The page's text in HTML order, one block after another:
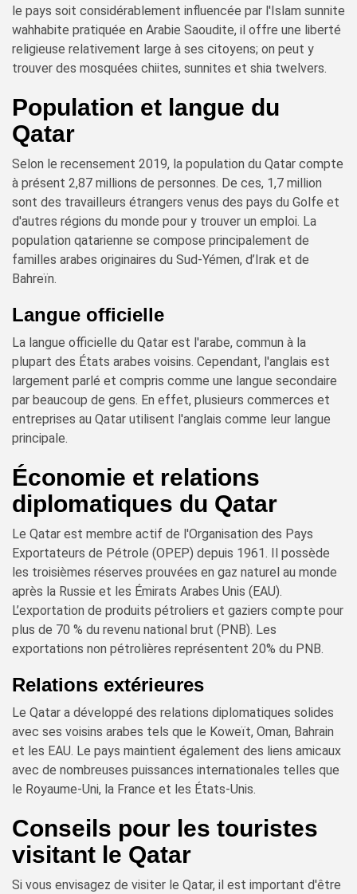
le pays soit considérablement influencée par l'Islam sunnite
wahhabite pratiquée en Arabie Saoudite, il offre une liberté
religieuse relativement large à ses citoyens; on peut y
trouver des mosquées chiites, sunnites et shia twelvers.
Population et langue du
Qatar
Selon le recensement 2019, la population du Qatar compte
à présent 2,87 millions de personnes. De ces, 1,7 million
sont des travailleurs étrangers venus des pays du Golfe et
d'autres régions du monde pour y trouver un emploi. La
population qatarienne se compose principalement de
familles arabes originaires du Sud-Yémen, d’Irak et de
Bahreïn.
Langue officielle
La langue officielle du Qatar est l'arabe, commun à la
plupart des États arabes voisins. Cependant, l'anglais est
largement parlé et compris comme une langue secondaire
par beaucoup de gens. En effet, plusieurs commerces et
entreprises au Qatar utilisent l'anglais comme leur langue
principale.
Économie et relations
diplomatiques du Qatar
Le Qatar est membre actif de l'Organisation des Pays
Exportateurs de Pétrole (OPEP) depuis 1961. Il possède
les troisièmes réserves prouvées en gaz naturel au monde
après la Russie et les Émirats Arabes Unis (EAU).
L’exportation de produits pétroliers et gaziers compte pour
plus de 70 % du revenu national brut (PNB). Les
exportations non pétrolières représentent 20% du PNB.
Relations extérieures
Le Qatar a développé des relations diplomatiques solides
avec ses voisins arabes tels que le Koweït, Oman, Bahrain
et les EAU. Le pays maintient également des liens amicaux
avec de nombreuses puissances internationales telles que
le Royaume-Uni, la France et les États-Unis.
Conseils pour les touristes
visitant le Qatar
Si vous envisagez de visiter le Qatar, il est important d'être